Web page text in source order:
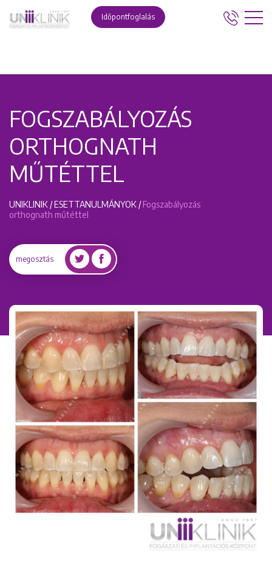
Időpontfoglalás
FOGSZABÁLYOZÁS
ORTHOGNATH
MŰTÉTTEL
UNIKLINIK /ESETTANULMÁNYOK /Fogszabályozás
orthognath műtéttel
megosztás